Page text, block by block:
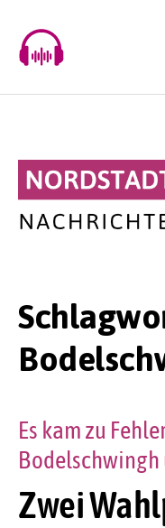
content
Zwei
Es kam zu
Bodelschwingh